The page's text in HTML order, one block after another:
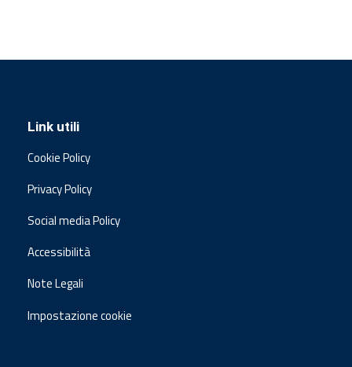
Link utili
Cookie Policy
Privacy Policy
Social media Policy
Accessibilità
Note Legali
Impostazione cookie